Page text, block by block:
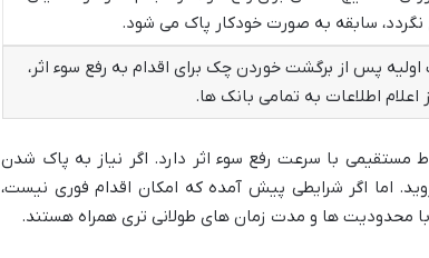
سابقه به صورت خودکار پاک می شود.
پس از برگشت خوردن چک برای اقدام به رفع سوء اثر،
اعلام اطلاعات به تمامی بانک ها.
با سرعت رفع سوء اثر دارد. اگر نیاز به پاک شدن
اما اگر شرایطی پیش آمده که امکان اقدام فوری نیست،
محدودیت ها و مدت زمان های طولانی تری همراه هستند.